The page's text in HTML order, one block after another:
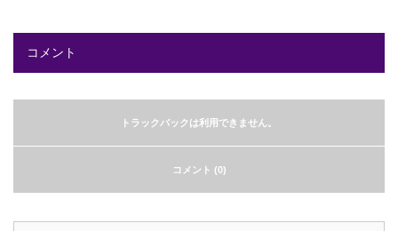
コメント
トラックバックは利用できません。
コメント (0)